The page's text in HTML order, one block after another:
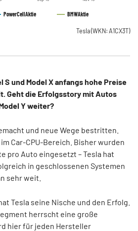
PowerCellAktie BMWAktie
Tesla(WKN: A1CX3T)
S und Model X anfangs hohe Preise
Geht die Erfolgsstory mit Autos
Y weiter?
und neue Wege bestritten.
Car-CPU-Bereich. Bisher wurden
pro Auto eingesetzt – Tesla hat
in geschlossenen Systemen
sehr weit.
Tesla seine Nische und den Erfolg.
herrscht eine große
hier für jeden Hersteller